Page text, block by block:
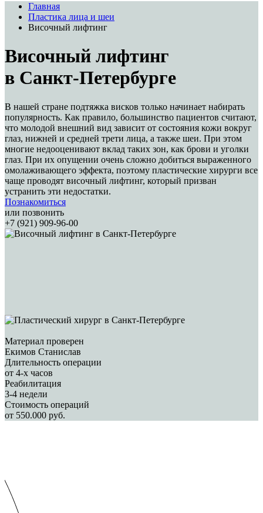
Главная
Пластика лица и шеи
Височный лифтинг
Височный лифтинг
в Санкт-Петербурге
В нашей стране подтяжка висков только начинает набирать
популярность. Как правило, большинство пациентов считают,
что молодой внешний вид зависит от состояния кожи вокруг
глаз, нижней и средней трети лица, а также шеи. При этом
многие недооценивают вклад таких зон, как брови и уголки
глаз. При их опущении очень сложно добиться выраженного
омолаживающего эффекта, поэтому пластические хирурги все
чаще проводят височный лифтинг, который призван
устранить эти недостатки.
Познакомиться
или позвонить
+7 (921) 909-96-00
Материал проверен
Екимов Станислав
Длительность операции
от 4-х часов
Реабилитация
3-4 недели
Стоимость операций
от 550.000 руб.